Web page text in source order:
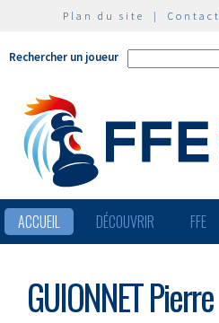
Plan du site | Contact
Rechercher un joueur
ACCUEIL DÉCOUVRIR FFE
GUIONNET Pierre